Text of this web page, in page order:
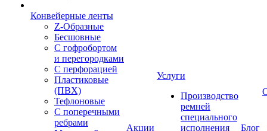
Конвейерные ленты
Z-Образные
Бесшовные
С гофробортом
и перегородками
С перфорацией
Пластиковые
(ПВХ)
Тефлоновые
С поперечными
ребрами
Акции
Услуги
Производство
ремней
специального
исполнения
Блог